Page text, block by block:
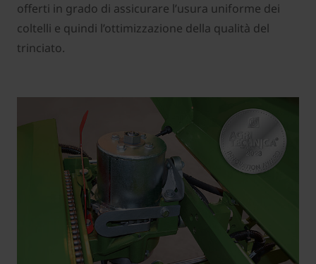
offerti in grado di assicurare l’usura uniforme dei
coltelli e quindi l’ottimizzazione della qualità del
trinciato.